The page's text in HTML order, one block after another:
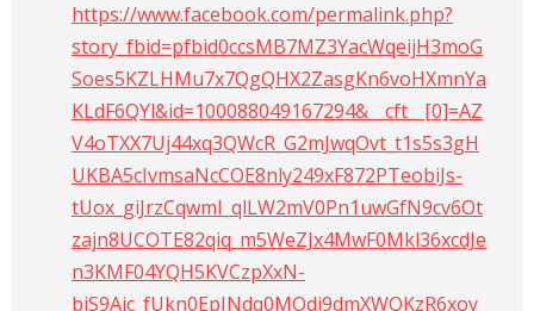
https://www.facebook.com/permalink.php?
story_fbid=pfbid0ccsMB7MZ3YacWqeijH3moG
Soes5KZLHMu7x7QgQHX2ZasgKn6voHXmnYa
KLdF6QYl&id=100088049167294&__cft__[0]=AZ
V4oTXX7Uj44xq3QWcR_G2mJwqOvt_t1s5s3gH
UKBA5cIvmsaNcCOE8nly249xF872PTeobiJs-
tUox_giJrzCqwmI_qlLW2mV0Pn1uwGfN9cv6Ot
zajn8UCOTE82qiq_m5WeZJx4MwF0Mkl36xcdJe
n3KMF04YQH5KVCzpXxN-
bjS9Aic_fUkn0EpINdq0MQdi9dmXWQKzR6xoy